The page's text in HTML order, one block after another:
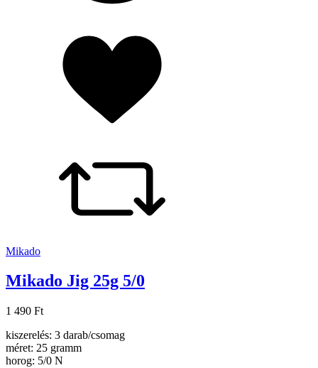
Mikado
Mikado Jig 25g 5/0
1 490 Ft
kiszerelés: 3 darab/csomag
méret: 25 gramm
horog: 5/0 N